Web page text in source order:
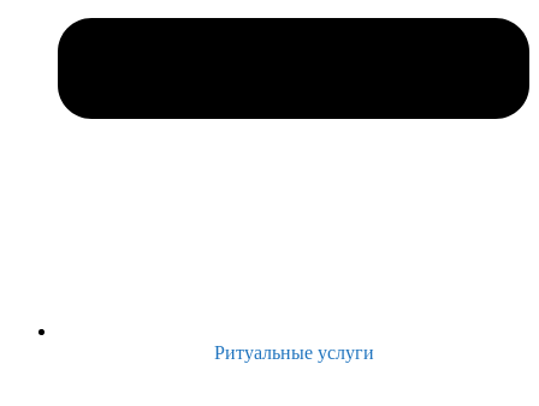
Ритуальные услуги